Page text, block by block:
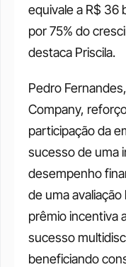
equivale a R$ 36
por 75% do
destaca Priscila.
Pedro
Company,
participação da
sucesso de uma
desempenho
de uma
prêmio incentiva
sucesso
beneficiando